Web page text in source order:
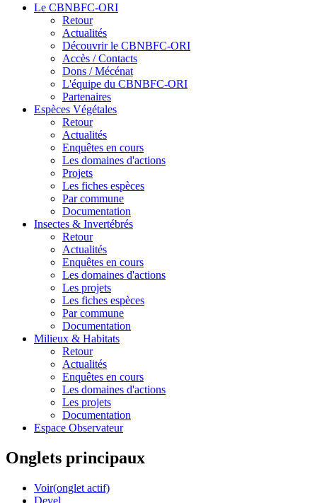
Le CBNBFC-ORI
Retour
Actualités
Découvrir le CBNBFC-ORI
Accès / Contacts
Dons / Mécénat
L'équipe du CBNBFC-ORI
Partenaires
Espèces Végétales
Retour
Actualités
Enquêtes en cours
Les domaines d'actions
Projets
Les fiches espèces
Par commune
Documentation
Insectes & Invertébrés
Retour
Actualités
Enquêtes en cours
Les domaines d'actions
Les projets
Les fiches espèces
Par commune
Documentation
Milieux & Habitats
Retour
Actualités
Enquêtes en cours
Les domaines d'actions
Les projets
Documentation
Espace Observateur
Onglets principaux
Voir(onglet actif)
Devel